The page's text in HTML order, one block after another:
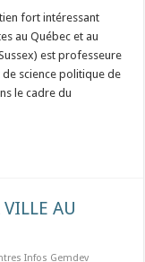
fort intéressant
au Québec et au
est professeure
science politique de
le cadre du
AU
Infos Gemdev